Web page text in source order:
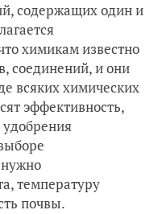
содержащих один и
химикам известно
соединений, и они
всяких химических
эффективность,
удобрения
температуру
почвы.